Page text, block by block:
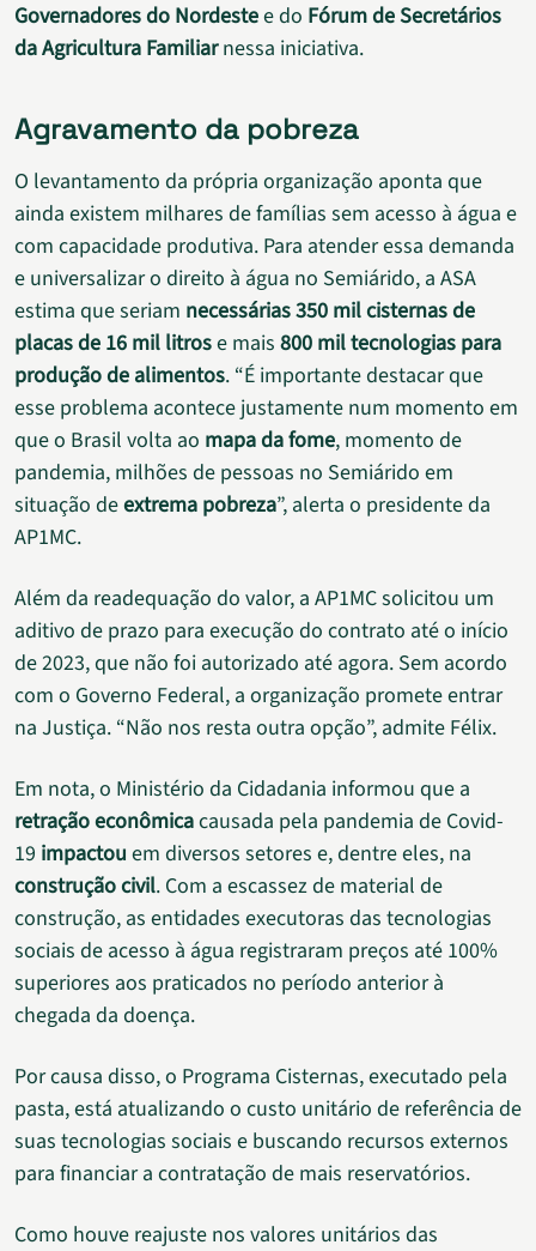
Governadores do Nordestee do Fórum de Secretários
da Agricultura Familiarnessa iniciativa.
Agravamento da pobreza
O levantamento da própria organização aponta que
ainda existem milhares de famílias sem acesso à água e
com capacidade produtiva. Para atender essa demanda
e universalizar o direito à água no Semiárido, a ASA
estima que seriam necessárias 350 mil cisternas de
placas de 16 mil litrose mais 800 mil tecnologias para
produção de alimentos. “É importante destacar que
esse problema acontece justamente num momento em
que o Brasil volta ao mapa da fome, momento de
pandemia, milhões de pessoas no Semiárido em
situação deextrema pobreza”, alerta o presidente da
AP1MC.
Além da readequação do valor, a AP1MC solicitou um
aditivo de prazo para execução do contrato até o início
de 2023, que não foi autorizado até agora. Sem acordo
com o Governo Federal, a organização promete entrar
na Justiça. “Não nos resta outra opção”, admite Félix.
Em nota, o Ministério da Cidadania informou que a
retração econômicacausada pela pandemia de Covid-
19 impactou em diversos setores e, dentre eles, na
construção civil. Com a escassez de material de
construção, as entidades executoras das tecnologias
sociais de acesso à água registraram preços até 100%
superiores aos praticados no período anterior à
chegada da doença.
Por causa disso, o Programa Cisternas, executado pela
pasta, está atualizando o custo unitário de referência de
suas tecnologias sociais e buscando recursos externos
para financiar a contratação de mais reservatórios.
Como houve reajuste nos valores unitários das